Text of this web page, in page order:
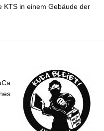
KTS in einem Gebäude der